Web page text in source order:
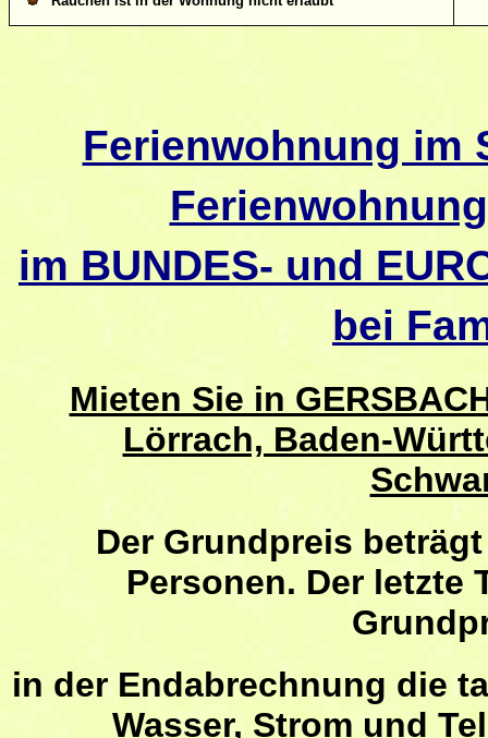
Ferienwohnung im
im BUNDES- und
bei
Mieten Sie in
Lörrach, Baden-
Der Grundpreis
Personen. Der letzte
in der Endabrechnung die
Wasser, Strom und